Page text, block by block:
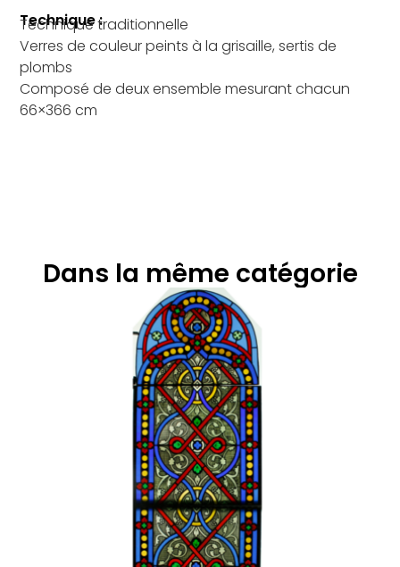
Technique :
Technique traditionnelle
Verres de couleur peints à la grisaille, sertis de
plombs
Composé de deux ensemble mesurant chacun
66×366 cm
Dans la même catégorie